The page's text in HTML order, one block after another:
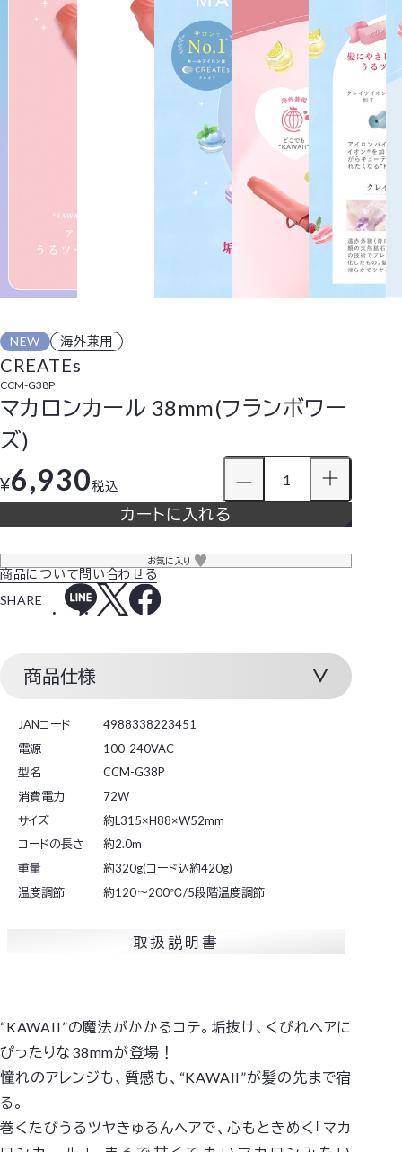
NEW 海外兼用
CREATEs
CCM-G38P
マカロンカール 38mm(フランボワー
ズ)
¥6,930税込
カートに入れる
お気に入り
商品について問い合わせる
SHARE
商品仕様
JANコード
4988338223451
電源
100-240VAC
型名
CCM-G38P
消費電力
72W
サイズ
約L315×H88×W52mm
コードの長さ
約2.0m
重量
約320g(コード込約420g)
温度調節
約120～200℃/5段階温度調節
取扱説明書
“KAWAII”の魔法がかかるコテ。垢抜け、くびれヘアに
ぴったりな38mmが登場！
憧れのアレンジも、質感も、“KAWAII”が髪の先まで宿
る。
巻くたびうるツヤきゅるんヘアで、心もときめく「マカ